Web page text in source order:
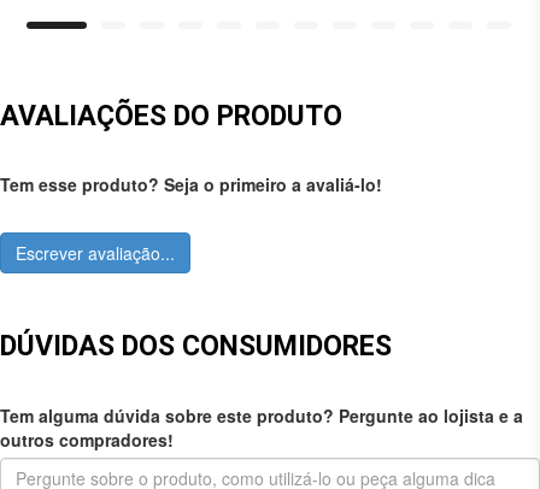
AVALIAÇÕES DO PRODUTO
Tem esse produto? Seja o primeiro a avaliá-lo!
Escrever avaliação...
DÚVIDAS DOS CONSUMIDORES
Tem alguma dúvida sobre este produto? Pergunte ao lojista e a
outros compradores!